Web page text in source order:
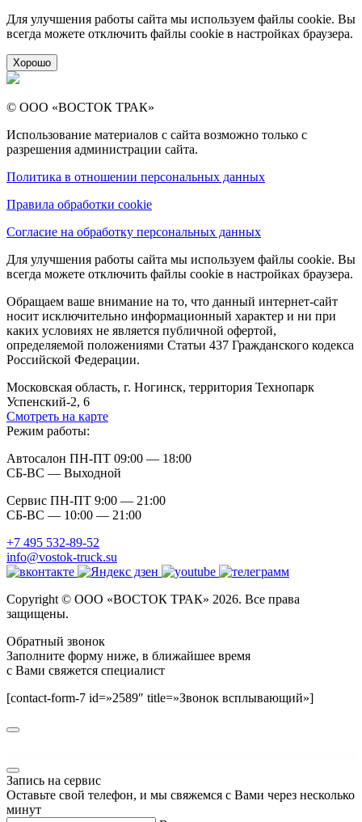
Для улучшения работы сайта мы используем файлы cookie. Вы
всегда можете отключить файлы cookie в настройках браузера.
Хорошо
© ООО «ВОСТОК ТРАК»
Использование материалов с сайта возможно только с
разрешения администрации сайта.
Политика в отношении персональных данных
Правила обработки cookie
Согласие на обработку персональных данных
Для улучшения работы сайта мы используем файлы cookie. Вы
всегда можете отключить файлы cookie в настройках браузера.
Обращаем ваше внимание на то, что данный интернет-сайт
носит исключительно информационный характер и ни при
каких условиях не является публичной офертой,
определяемой положениями Статьи 437 Гражданского кодекса
Российской Федерации.
Московская область, г. Ногинск, территория Технопарк
Успенский-2, 6
Смотреть на карте
Режим работы:
Автосалон ПН-ПТ 09:00 — 18:00
СБ-ВС — Выходной
Сервис ПН-ПТ 9:00 — 21:00
СБ-ВС — 10:00 — 21:00
+7 495 532-89-52
info@vostok-truck.su
Copyright © ООО «ВОСТОК ТРАК» 2026. Все права
защищены.
Обратный звонок
Заполните форму ниже, в ближайшее время
с Вами свяжется специалист
[contact-form-7 id=»2589″ title=»Звонок всплывающий»]
Запись на сервис
Оставьте свой телефон, и мы свяжемся с Вами через несколько
минут